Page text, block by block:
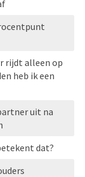
rijdt alleen op
heb ik een
uit na
dat?